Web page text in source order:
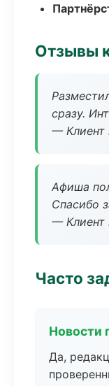
Отзывы
сразу.
— Клиент
Афиша
Спасибо
— Клиент
Часто
Новости
Да,